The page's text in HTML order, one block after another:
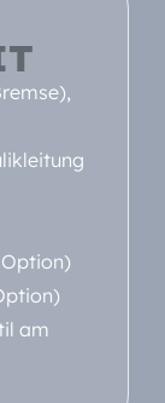
am